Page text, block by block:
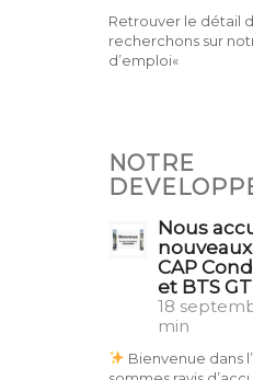
Retrouver le détail
recherchons sur
d’emploi«
NOTRE
Nous
CAP
et BTS
18
min
Bienvenue dans